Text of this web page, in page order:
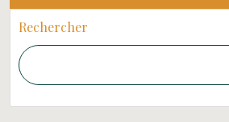
Rechercher